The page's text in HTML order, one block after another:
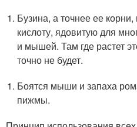
Бузина, а точнее ее
кислоту, ядовитую для
и мышей. Там где растет
точно не будет.
Боятся мыши и запаха
пижмы.